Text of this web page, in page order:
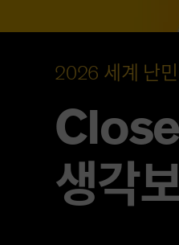
2026 세계 난
생각